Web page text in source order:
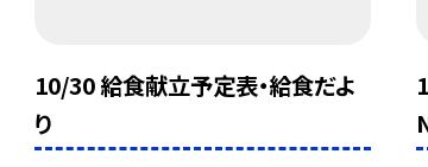
10/30 給食献立予定表・給食だよ
り